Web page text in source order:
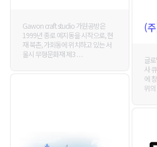
Gawon craft studio 가원공방은
1999년 종로 예지동을 시작으로, 현
재 북촌, 가회동에 위치하고 있는 서
울시 무형문화재 제3 . . .
(
글
사
에
위의